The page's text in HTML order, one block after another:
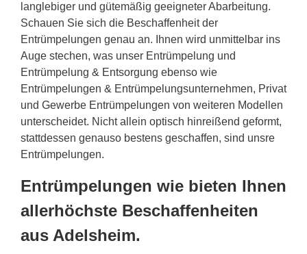
langlebiger und gütemäßig geeigneter Abarbeitung.
Schauen Sie sich die Beschaffenheit der
Entrümpelungen genau an. Ihnen wird unmittelbar ins
Auge stechen, was unser Entrümpelung und
Entrümpelung & Entsorgung ebenso wie
Entrümpelungen & Entrümpelungsunternehmen, Privat
und Gewerbe Entrümpelungen von weiteren Modellen
unterscheidet. Nicht allein optisch hinreißend geformt,
stattdessen genauso bestens geschaffen, sind unsre
Entrümpelungen.
Entrümpelungen wie bieten Ihnen
allerhöchste Beschaffenheiten
aus Adelsheim.